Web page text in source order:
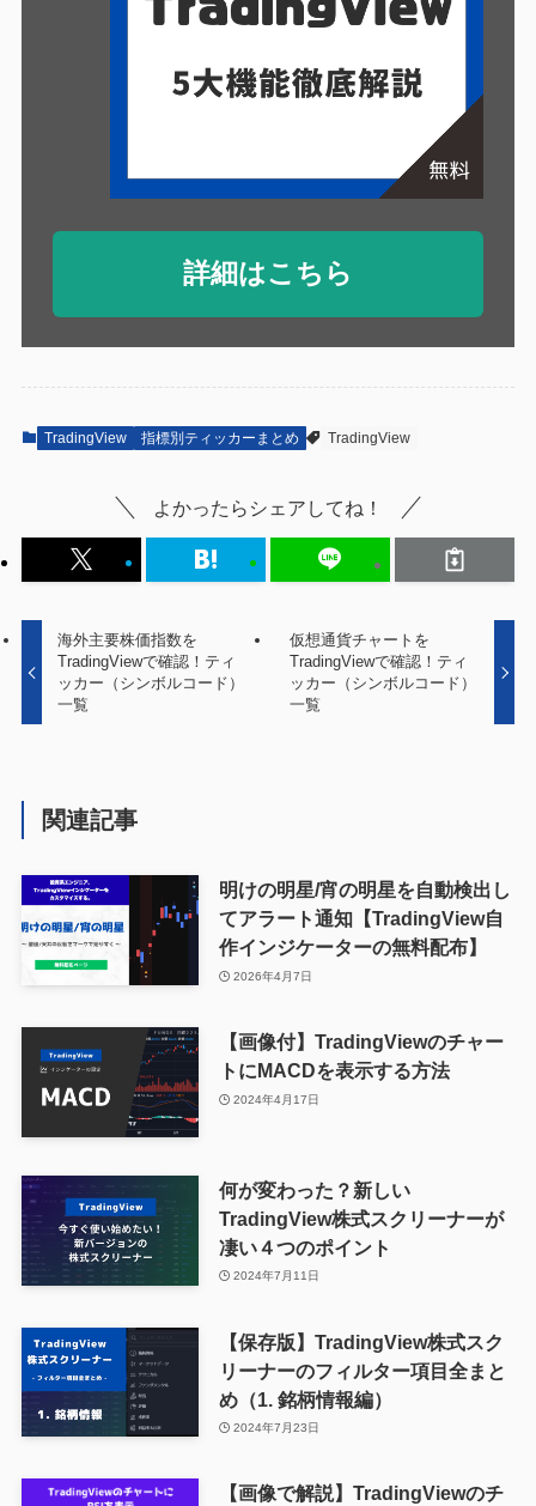
詳細はこちら
TradingView 指標別ティッカーまとめ TradingView
よかったらシェアしてね！
海外主要株価指数を
TradingViewで確認！ティ
ッカー（シンボルコード）
一覧
仮想通貨チャートを
TradingViewで確認！ティ
ッカー（シンボルコード）
一覧
関連記事
明けの明星/宵の明星を自動検出し
てアラート通知【TradingView自
作インジケーターの無料配布】
2026年4月7日
【画像付】TradingViewのチャー
トにMACDを表示する方法
2024年4月17日
何が変わった？新しい
TradingView株式スクリーナーが
凄い４つのポイント
2024年7月11日
【保存版】TradingView株式スク
リーナーのフィルター項目全まと
め（1. 銘柄情報編）
2024年7月23日
【画像で解説】TradingViewのチ